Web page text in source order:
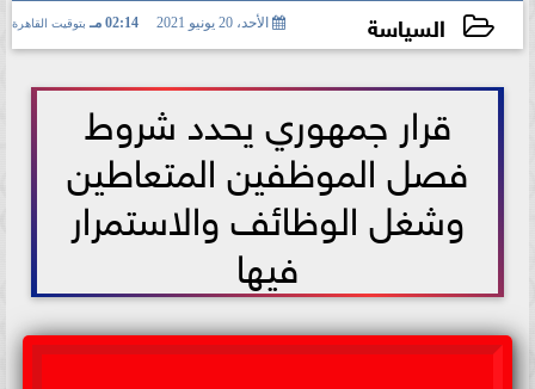
السياسة الأحد، 20 يونيو 2021 02:14 مـ بتوقيت القاهرة
قرار جمهوري يحدد شروط
فصل الموظفين المتعاطين
وشغل الوظائف والاستمرار
فيها